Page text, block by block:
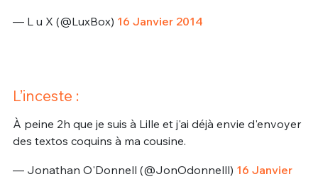
— L u X (@LuxBox) 16 Janvier 2014
L’inceste :
À peine 2h que je suis à Lille et j'ai déjà envie d'envoyer
des textos coquins à ma cousine.
— Jonathan O'Donnell (@JonOdonnelll) 16 Janvier